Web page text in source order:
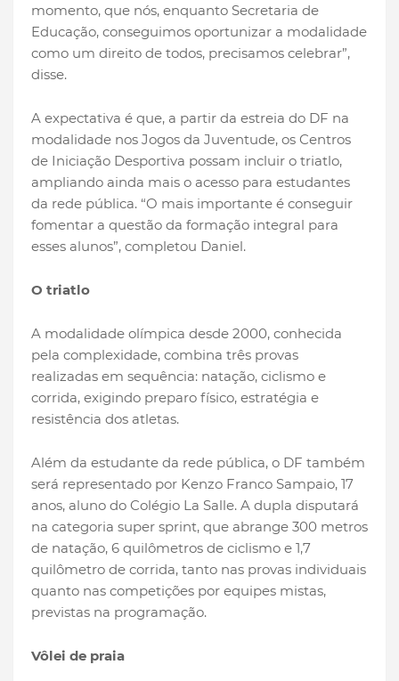
momento, que nós, enquanto Secretaria de
Educação, conseguimos oportunizar a modalidade
como um direito de todos, precisamos celebrar”,
disse.
A expectativa é que, a partir da estreia do DF na
modalidade nos Jogos da Juventude, os Centros
de Iniciação Desportiva possam incluir o triatlo,
ampliando ainda mais o acesso para estudantes
da rede pública. “O mais importante é conseguir
fomentar a questão da formação integral para
esses alunos”, completou Daniel.
O triatlo
A modalidade olímpica desde 2000, conhecida
pela complexidade, combina três provas
realizadas em sequência: natação, ciclismo e
corrida, exigindo preparo físico, estratégia e
resistência dos atletas.
Além da estudante da rede pública, o DF também
será representado por Kenzo Franco Sampaio, 17
anos, aluno do Colégio La Salle. A dupla disputará
na categoria super sprint, que abrange 300 metros
de natação, 6 quilômetros de ciclismo e 1,7
quilômetro de corrida, tanto nas provas individuais
quanto nas competições por equipes mistas,
previstas na programação.
Vôlei de praia